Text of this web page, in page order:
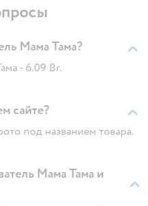
Мама Тама?
- 6.09 Br.
сайте?
под названием товара.
Мама Тама и